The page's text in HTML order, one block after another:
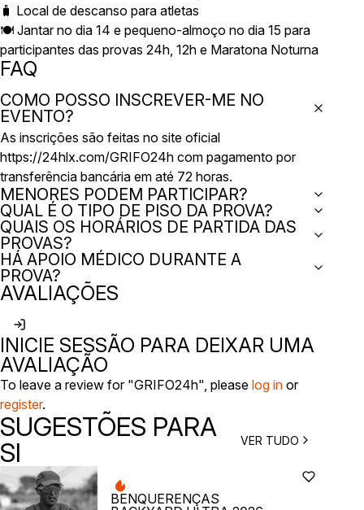
🧳 Local de descanso para atletas
🍽️ Jantar no dia 14 e pequeno-almoço no dia 15 para
participantes das provas 24h, 12h e Maratona Noturna
FAQ
COMO POSSO INSCREVER-ME NO
EVENTO?
As inscrições são feitas no site oficial
https://24hlx.com/GRIFO24h com pagamento por
transferência bancária em até 72 horas.
MENORES PODEM PARTICIPAR?
QUAL É O TIPO DE PISO DA PROVA?
QUAIS OS HORÁRIOS DE PARTIDA DAS
PROVAS?
HÁ APOIO MÉDICO DURANTE A
PROVA?
AVALIAÇÕES
INICIE SESSÃO PARA DEIXAR UMA
AVALIAÇÃO
To leave a review for "GRIFO24h", please log in or
register.
SUGESTÕES PARA
SI
VER TUDO
BENQUERENÇAS